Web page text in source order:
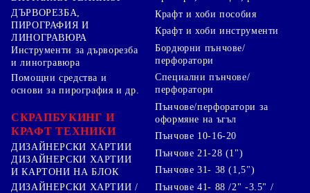
ДЪРВОРЕЗБА,
ПИРОГРАФИЯ И
ЛИНОГРАВЮРА
Инструменти за дърворезба
и линогравюра
Помощни средства и
основи за пирография и др.
СКРАПБУКИНГ И
КРАФТ ТЕХНИКИ
ДИЗАЙНЕРСКИ ХАРТИИ
ДИЗАЙНЕРСКИ ХАРТИИ
И КАРТОНИ НА БЛОК
ДИЗАЙНЕРСКИ ХАРТИИ /
Крафт и хоби пособия
Крафт и хоби инструменти
Бордюрни пънчове/
перфоратори
Специални пънчове/
перфоратори
Пънчове/перфоратори за
оформяне на ъгъл
Пънчове 10-16-20
Пънчове 21-28 (1")
Пънчове 31- 38 (1,5")
Пънчове 41- 88 /2" -3.5" /